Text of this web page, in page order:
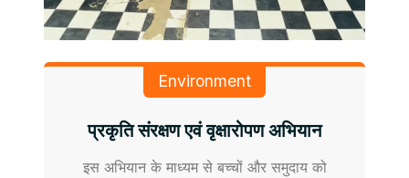
Environment
प्रकृति संरक्षण एवं वृक्षारोपण अभियान
इस अभियान के माध्यम से बच्चों और समुदाय को